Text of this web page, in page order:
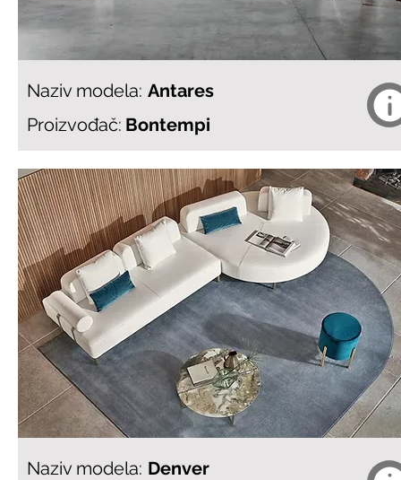
Naziv modela: Antares
Proizvođač: Bontempi
Naziv modela: Denver